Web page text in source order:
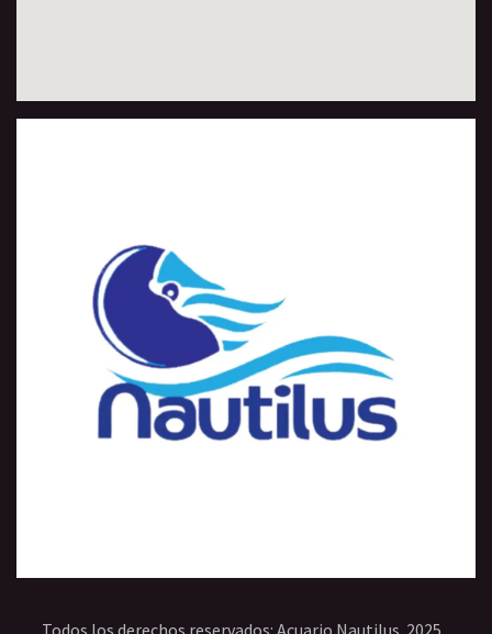
Todos los derechos reservados: Acuario Nautilus. 2025